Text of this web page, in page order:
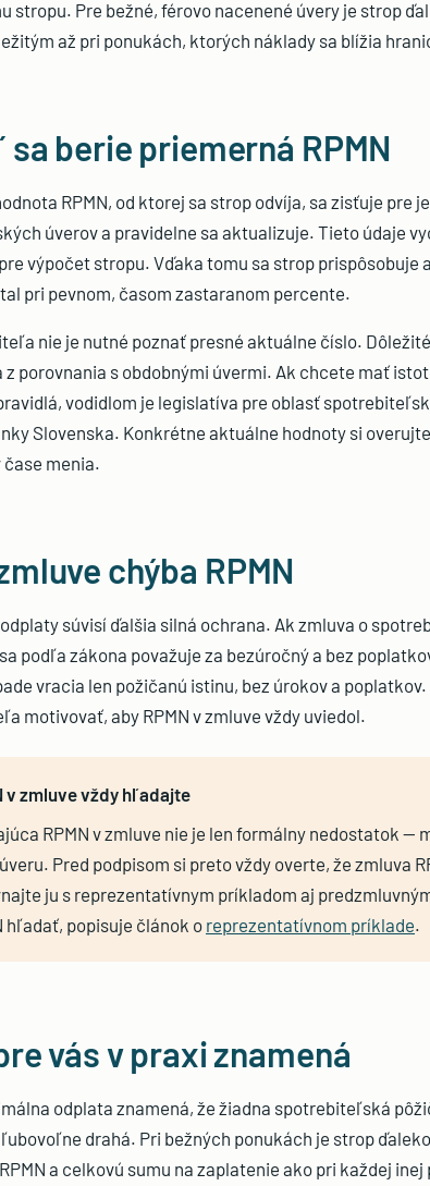
stropu. Pre bežné, férovo nacenené úvery je strop
až pri ponukách, ktorých náklady sa blížia
berie priemerná RPMN
RPMN, od ktorej sa strop odvíja, sa zisťuje pre
úverov a pravidelne sa aktualizuje. Tieto údaje
výpočet stropu. Vďaka tomu sa strop
pri pevnom, časom zastaranom percente.
nie je nutné poznať presné aktuálne číslo.
z porovnania s obdobnými úvermi. Ak chcete mať
vodidlom je legislatíva pre oblasť
Slovenska. Konkrétne aktuálne hodnoty si
čase menia.
chýba RPMN
súvisí ďalšia silná ochrana. Ak zmluva o
sa podľa zákona považuje za bezúročný a bez
vracia len požičanú istinu, bez úrokov a
motivovať, aby RPMN v zmluve vždy uviedol.
v zmluve vždy hľadajte
RPMN v zmluve nie je len formálny nedostatok —
Pred podpisom si preto vždy overte, že zmluva
ju s reprezentatívnym príkladom aj
hľadať, popisuje článok o reprezentatívnom príklade.
vás v praxi znamená
odplata znamená, že žiadna spotrebiteľská
drahá. Pri bežných ponukách je strop
a celkovú sumu na zaplatenie ako pri každej